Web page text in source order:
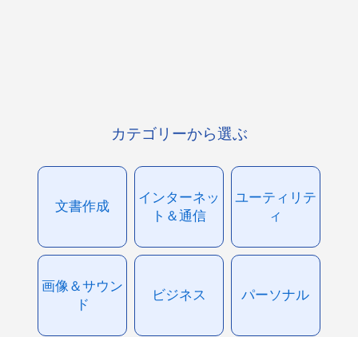
カテゴリーから選ぶ
文書作成
インターネッ
ト＆通信
ユーティリテ
ィ
画像＆サウン
ド
ビジネス パーソナル